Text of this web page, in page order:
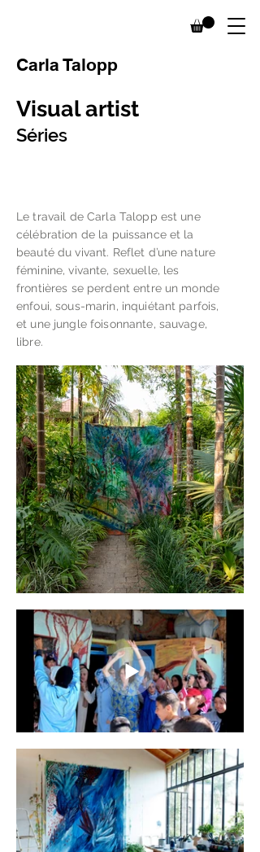
Carla Talopp
Visual artist
Séries
Le travail de Carla Talopp est une
célébration de la puissance et la
beauté du vivant. Reflet d’une nature
féminine, vivante, sexuelle, les
frontières se perdent entre un monde
enfoui, sous-marin, inquiétant parfois,
et une jungle foisonnante, sauvage,
libre.